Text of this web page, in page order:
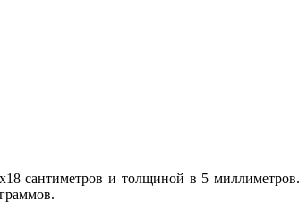
сантиметров и толщиной в 5 миллиметров.